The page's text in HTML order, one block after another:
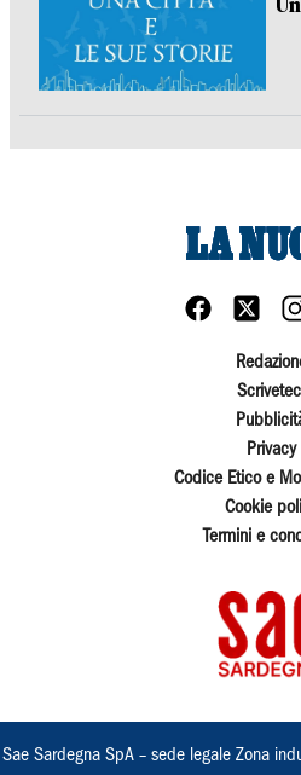
Privacy
Codice Etico e
Cookie
Termini e
Sae Sardegna SpA – sede legale Zona